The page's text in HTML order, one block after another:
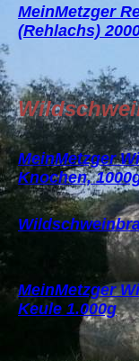
MeinMetzger
(Rehlachs)
MeinMetzger
Knochen,
MeinMetzger
Keule 1.000g